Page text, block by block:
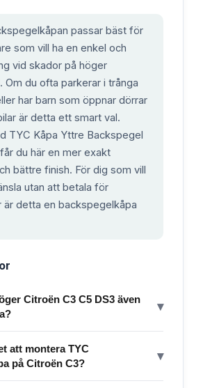
passar bäst för
som vill ha en enkel och
vid skador på höger
Om du ofta parkerar i trånga
har barn som öppnar dörrar
är detta ett smart val.
TYC Kåpa Yttre Backspegel
du här en mer exakt
bättre finish. För dig som vill
utan att betala för
är detta en backspegelkåpa
Citroën C3 C5 DS3 även
▾
att montera TYC
på Citroën C3?
▾